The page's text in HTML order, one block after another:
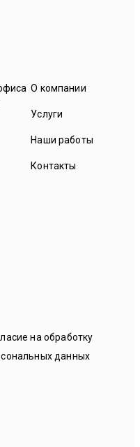
О компании
Услуги
Наши работы
Контакты
на обработку
данных